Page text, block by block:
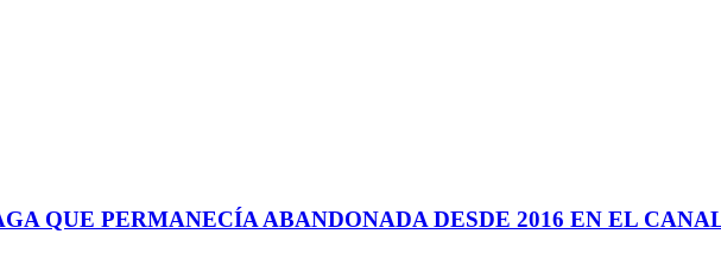
QUE PERMANECÍA ABANDONADA DESDE 2016 EN EL